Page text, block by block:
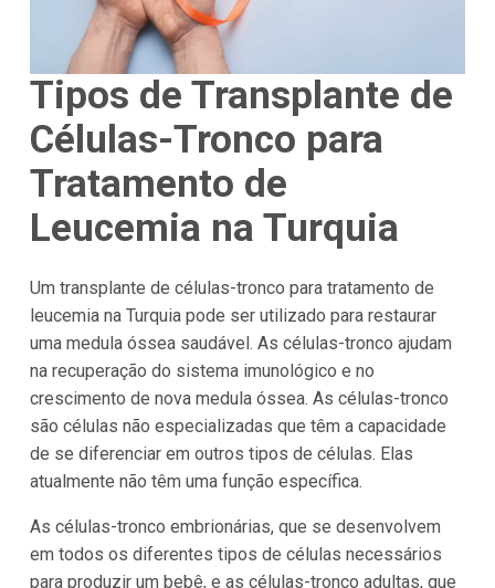
Tipos de Transplante de
Células-Tronco para
Tratamento de
Leucemia na Turquia
Um transplante de células-tronco para tratamento de
leucemia na Turquia pode ser utilizado para restaurar
uma medula óssea saudável. As células-tronco ajudam
na recuperação do sistema imunológico e no
crescimento de nova medula óssea. As células-tronco
são células não especializadas que têm a capacidade
de se diferenciar em outros tipos de células. Elas
atualmente não têm uma função específica.
As células-tronco embrionárias, que se desenvolvem
em todos os diferentes tipos de células necessários
para produzir um bebê, e as células-tronco adultas, que